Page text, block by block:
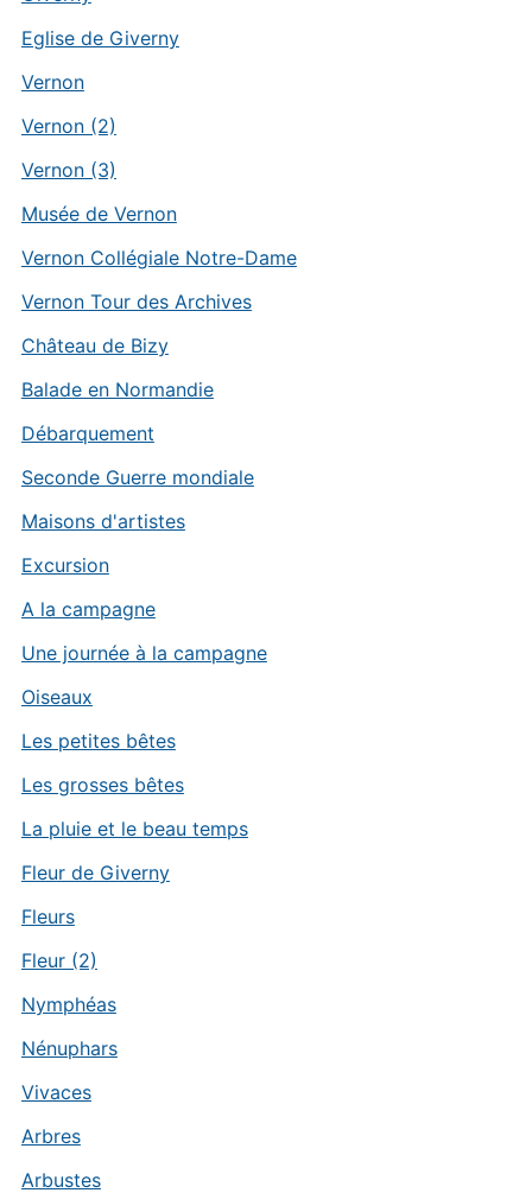
Eglise de Giverny
Vernon
Vernon (2)
Vernon (3)
Musée de Vernon
Vernon Collégiale Notre-Dame
Vernon Tour des Archives
Château de Bizy
Balade en Normandie
Débarquement
Seconde Guerre mondiale
Maisons d'artistes
Excursion
A la campagne
Une journée à la campagne
Oiseaux
Les petites bêtes
Les grosses bêtes
La pluie et le beau temps
Fleur de Giverny
Fleurs
Fleur (2)
Nymphéas
Nénuphars
Vivaces
Arbres
Arbustes